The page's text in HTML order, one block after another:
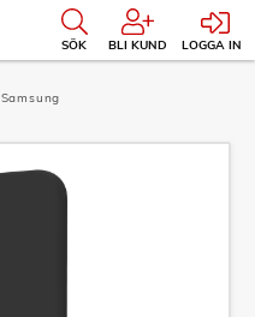
SÖK BLI KUND LOGGA IN
Samsung